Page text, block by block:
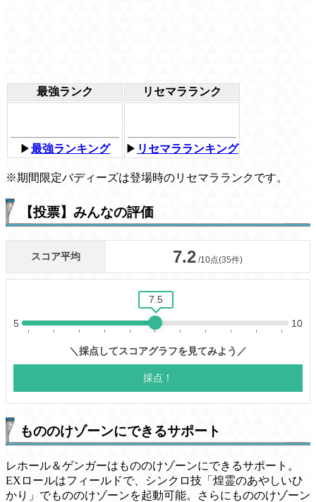
最強ランク リセマラランク
▶最強ランキング ▶ リセマラランキング
※期間限定バディーズは登場時のリセマラランクです。
【投票】みんなの評価
もののけゾーンにできるサポート
レホール＆ゲンガーはもののけゾーンにできるサポート。
EXロールはフィールドで、シンクロ技「煌霊のあやしいひ
かり」でもののけゾーンを起動可能。さらにもののけゾーン